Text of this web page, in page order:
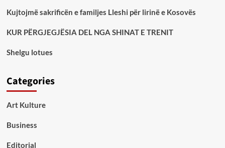
Kujtojmë sakrificën e familjes Lleshi për lirinë e Kosovës
KUR PËRGJEGJËSIA DEL NGA SHINAT E TRENIT
Shelgu lotues
Categories
Art Kulture
Business
Editorial